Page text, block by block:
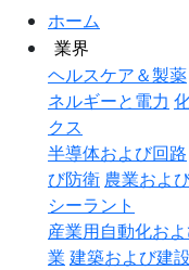
ホーム
業界
ヘルスケア＆製薬
ネルギーと電力
クス
半導体および回路
び防衛 農業およ
シーラント
産業用自動化お
業 建築および建設